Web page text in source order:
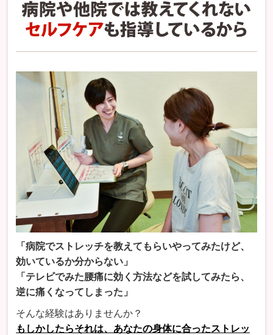
「病院でストレッチを教えてもらいやってみたけど、
効いているか分からない」
「テレビでみた腰痛に効く方法などを試してみたら、
逆に痛くなってしまった」
そんな経験はありませんか？
もしかしたらそれは、あなたの身体に合ったストレッ